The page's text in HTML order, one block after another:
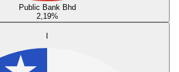
Public Bank Bhd
2,19%